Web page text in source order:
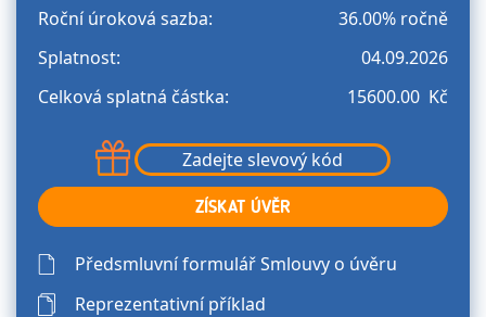
Roční úroková sazba:
36.00% ročně
Splatnost:
04.09.2026
Сelková splatná částka:
15600.00 Kč
ZÍSKAT ÚVĚR
Předsmluvní formulář Smlouvy o úvěru
Reprezentativní příklad